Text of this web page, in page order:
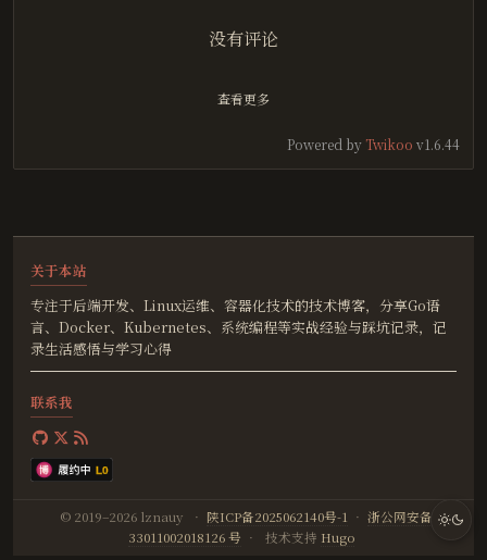
没有评论
查看更多
Powered by Twikoo v1.6.44
关于本站
专注于后端开发、Linux运维、容器化技术的技术博客，分享Go语
言、Docker、Kubernetes、系统编程等实战经验与踩坑记录，记
录生活感悟与学习心得
联系我
© 2019–2026 lznauy · 陕ICP备2025062140号-1 · 浙公网安备
33011002018126 号 · 技术支持 Hugo